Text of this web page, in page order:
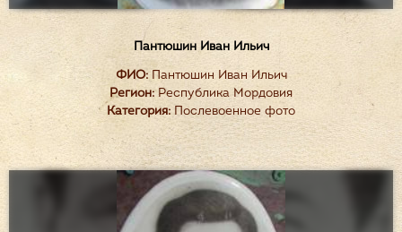
Пантюшин Иван Ильич
ФИО:Пантюшин Иван Ильич
Регион:Республика Мордовия
Категория: Послевоенное фото